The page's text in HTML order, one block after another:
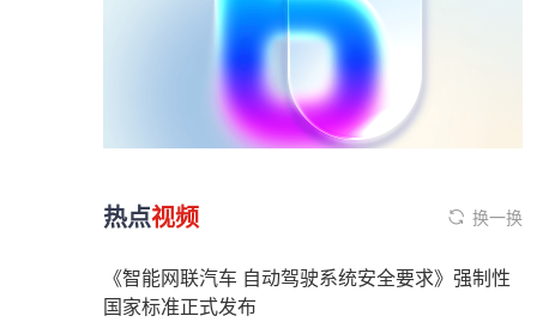
热点视频 换一换
《智能网联汽车 自动驾驶系统安全要求》强制性
国家标准正式发布